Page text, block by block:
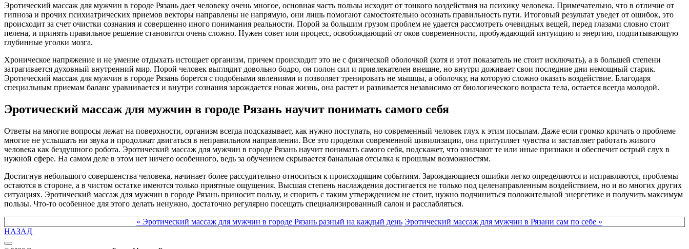
Эротический массаж для мужчин в городе Рязань дает человеку очень многое, основная часть пользы исходит от тонкого воздействия на психику человека. Примечательно, что в отличие от
гипноза и прочих психиатрических приемов векторы направлены не напрямую, они лишь помогают самостоятельно осознать правильность пути. Итоговый результат уведет от ошибок, это
происходит за счет очистки сознания и совершенно иного понимания реальности. Порой за большим грузом проблем не удается рассмотреть очевидных вещей, перед глазами словно стоит
пелена, и принять правильное решение становится очень сложно. Нужен совет или процесс, освобождающий от оков современности, пробуждающий интуицию и энергию, подпитывающую
глубинные уголки мозга.
Хроническое напряжение и не умение отдыхать истощает организм, причем происходит это не с физической оболочкой (хотя и этот показатель не стоит исключать), а в большей степени
затрагивается духовный внутренний мир. Порой человек выглядит довольно бодро, он полон сил и привлекателен внешне, но внутри доживает свои последние дни немощный старик.
Эротический массаж для мужчин в городе Рязань борется с подобными явлениями и позволяет тренировать не мышцы, а оболочку, на которую сложно оказать воздействие. Благодаря
специальным приемам баланс уравнивается и внутри сознания зарождается новая жизнь, она растет и развивается независимо от биологического возраста тела, остается всегда молодой.
Эротический массаж для мужчин в городе Рязань научит понимать самого себя
Ответы на многие вопросы лежат на поверхности, организм всегда подсказывает, как нужно поступать, но современный человек глух к этим посылам. Даже если громко кричать о проблеме
многие не услышать ни звука и продолжат двигаться в неправильном направлении. Все это проделки современной цивилизации, она притупляет чувства и заставляет работать живого
человека как бездушного робота. Эротический массаж для мужчин в городе Рязань научит понимать самого себя, подскажет, что означают те или иные признаки и обеспечит острый слух в
нужной сфере. На самом деле в этом нет ничего особенного, ведь за обучением скрывается банальная отсылка к прошлым возможностям.
Достигнув небольшого совершенства человека, начинает более рассудительно относиться к происходящим событиям. Зарождающиеся ошибки легко определяются и исправляются, проблемы
остаются в стороне, а в чистом остатке имеются только приятные ощущения. Высшая степень наслаждения достигается не только под целенаправленным воздействием, но и во многих других
ситуациях. Эротический массаж для мужчин в городе Рязань приносит пользу, и спорить с таким утверждением не стоит, нужно подчиниться положительной энергетике и получить максимум
пользы. Что-то особенное для этого делать ненужно, достаточно регулярно посещать специализированный салон и расслабляться.
« Эротический массаж для мужчин в городе Рязань разный на каждый день Эротический массаж для мужчин в Рязани сам по себе »
НАЗАД